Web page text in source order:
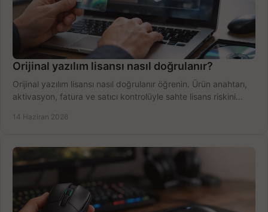
Orijinal yazılım lisansı nasıl doğrulanır?
Orijinal yazılım lisansı nasıl doğrulanır öğrenin. Ürün anahtarı,
aktivasyon, fatura ve satıcı kontrolüyle sahte lisans riskini
14 Haziran 2026